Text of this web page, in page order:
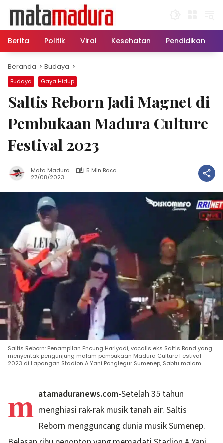
konten
Berita
Politik Viral Kesehatan Pendidikan
Beranda Budaya
Budaya Gaya Hidup
Saltis Reborn Jadi Magnet di
Pembukaan Madura Culture
Festival 2023
Mata Madura
5 Min Baca
27/08/2023
Saltis Reborn: Penampilan Encung Hariyadi, vocalis eks Saltis Band yang
menyentak pengunjung malam pembukaan Madura Culture Festival
2023 di Lapangan Stadion A Yani Panglegur Sumenep, Sabtu malam.
m atamaduranews.com-Setelah 35 tahun
menghiasi rak-rak musik tanah air. Saltis
Reborn mengguncang dunia musik Sumenep.